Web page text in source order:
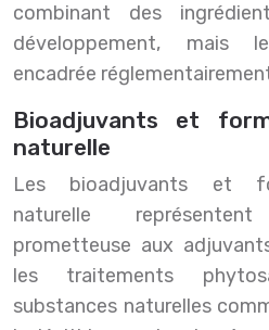
combinant des
développement, mais
encadrée
Bioadjuvants et
naturelle
Les bioadjuvants et
naturelle
prometteuse aux
les traitements
substances naturelles